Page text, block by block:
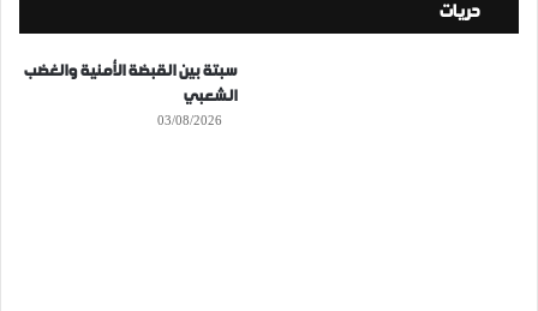
حريات
سبتة بين القبضة الأمنية والغضب
الشعبي
03/08/2026